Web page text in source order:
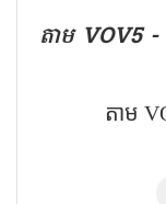
តាម VOV5 -
តាម